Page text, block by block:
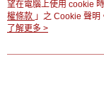
熱門標籤
望在電腦上使用 cookie
權條款 」之 Cookie 聲
用條款之 Cookie 聲明使
了解更多 >